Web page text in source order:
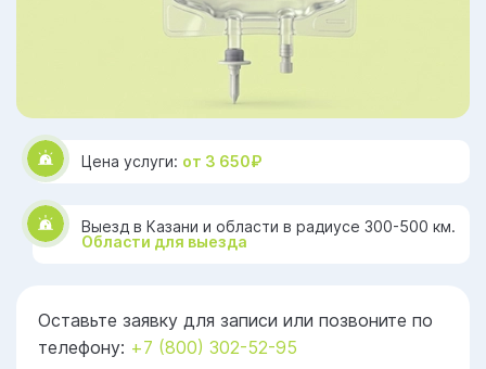
Цена услуги: от 3 650₽
Выезд в Казани и области в радиусе 300-500 км.
Области для выезда
Оставьте заявку для записи или позвоните по
телефону: +7 (800) 302-52-95